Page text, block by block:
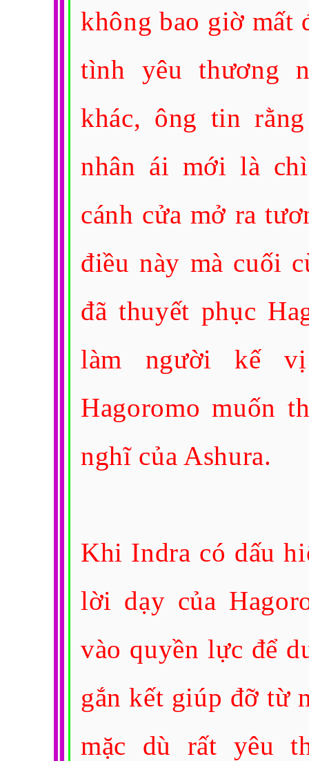
không bao giờ mất
tình yêu thương
khác, ông tin
nhân ái mới là
cánh cửa mở ra
điều này mà cuối
đã thuyết phục
làm người kế
Hagoromo muốn
nghĩ của Ashura.
Khi Indra có dấu
lời dạy của
vào quyền lực để
gắn kết giúp đỡ từ
mặc dù rất yêu